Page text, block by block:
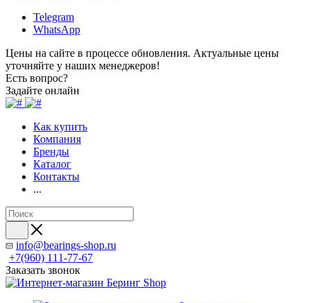
Telegram
WhatsApp
Цены на сайте в процессе обновления. Актуальные цены
уточняйте у наших менеджеров!
Есть вопрос?
Задайте онлайн
Как купить
Компания
Бренды
Каталог
Контакты
...
info@bearings-shop.ru
+7(960) 111-77-67
Заказать звонок